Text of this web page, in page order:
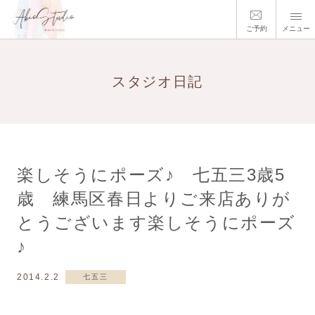
ご予約 メニュー
スタジオ日記
楽しそうにポーズ♪ 七五三3歳5
歳 練馬区春日よりご来店ありが
とうございます楽しそうにポーズ
♪
2014.2.2 七五三